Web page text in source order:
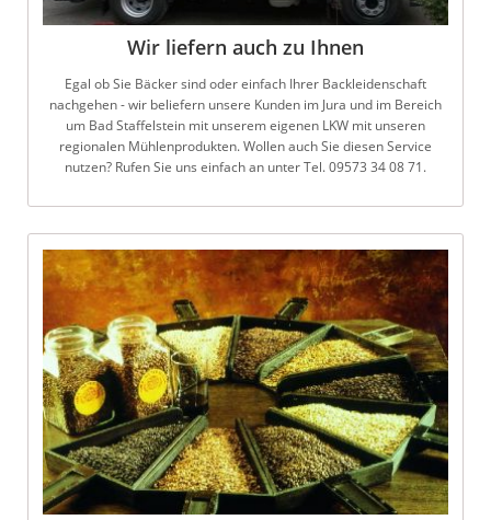
Wir liefern auch zu Ihnen
Egal ob Sie Bäcker sind oder einfach Ihrer Backleidenschaft
nachgehen - wir beliefern unsere Kunden im Jura und im Bereich
um Bad Staffelstein mit unserem eigenen LKW mit unseren
regionalen Mühlenprodukten. Wollen auch Sie diesen Service
nutzen? Rufen Sie uns einfach an unter Tel. 09573 34 08 71.